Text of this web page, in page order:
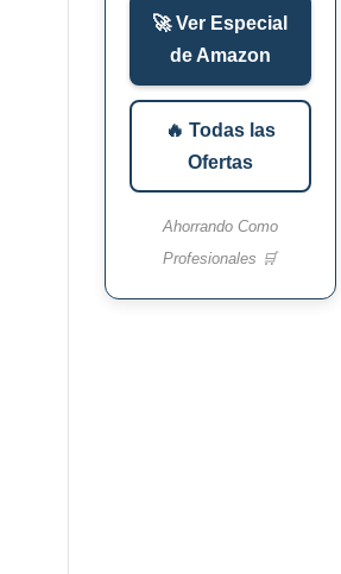
🚀 Ver Especial
de Amazon
🔥 Todas las
Ofertas
Ahorrando Como
Profesionales 🛒